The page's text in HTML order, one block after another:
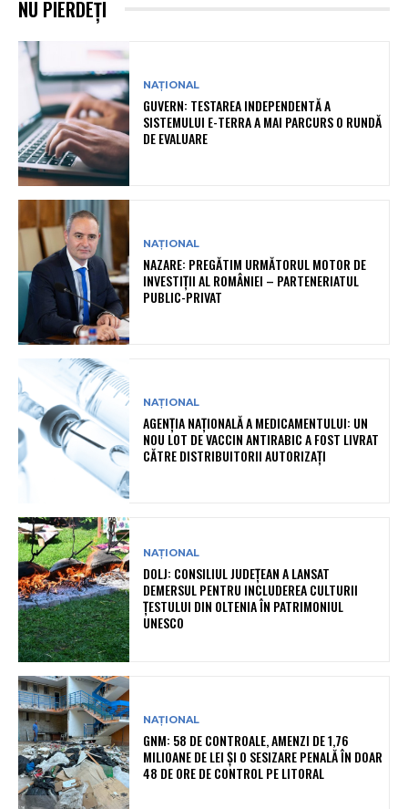
NU PIERDEȚI
NAȚIONAL
GUVERN: TESTAREA INDEPENDENTĂ A
SISTEMULUI E-TERRA A MAI PARCURS O RUNDĂ
DE EVALUARE
NAȚIONAL
NAZARE: PREGĂTIM URMĂTORUL MOTOR DE
INVESTIȚII AL ROMÂNIEI – PARTENERIATUL
PUBLIC-PRIVAT
NAȚIONAL
AGENȚIA NAȚIONALĂ A MEDICAMENTULUI: UN
NOU LOT DE VACCIN ANTIRABIC A FOST LIVRAT
CĂTRE DISTRIBUITORII AUTORIZAȚI
NAȚIONAL
DOLJ: CONSILIUL JUDEȚEAN A LANSAT
DEMERSUL PENTRU INCLUDEREA CULTURII
ȚESTULUI DIN OLTENIA ÎN PATRIMONIUL
UNESCO
NAȚIONAL
GNM: 58 DE CONTROALE, AMENZI DE 1,76
MILIOANE DE LEI ȘI O SESIZARE PENALĂ ÎN DOAR
48 DE ORE DE CONTROL PE LITORAL